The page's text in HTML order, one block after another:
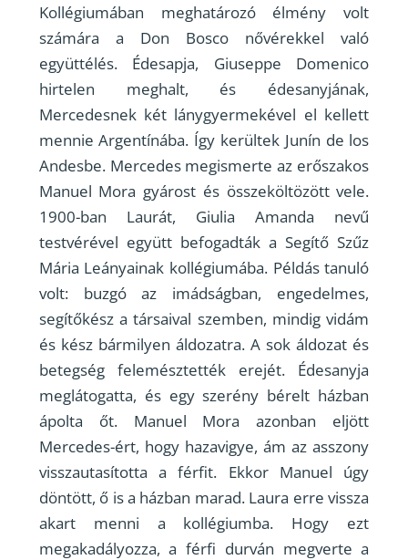
Kollégiumában meghatározó élmény volt
számára a Don Bosco nővérekkel való
együttélés. Édesapja, Giuseppe Domenico
hirtelen meghalt, és édesanyjának,
Mercedesnek két lánygyermekével el kellett
mennie Argentínába. Így kerültek Junín de los
Andesbe. Mercedes megismerte az erőszakos
Manuel Mora gyárost és összeköltözött vele.
1900-ban Laurát, Giulia Amanda nevű
testvérével együtt befogadták a Segítő Szűz
Mária Leányainak kollégiumába. Példás tanuló
volt: buzgó az imádságban, engedelmes,
segítőkész a társaival szemben, mindig vidám
és kész bármilyen áldozatra. A sok áldozat és
betegség felemésztették erejét. Édesanyja
meglátogatta, és egy szerény bérelt házban
ápolta őt. Manuel Mora azonban eljött
Mercedes-ért, hogy hazavigye, ám az asszony
visszautasította a férfit. Ekkor Manuel úgy
döntött, ő is a házban marad. Laura erre vissza
akart menni a kollégiumba. Hogy ezt
megakadályozza, a férfi durván megverte a